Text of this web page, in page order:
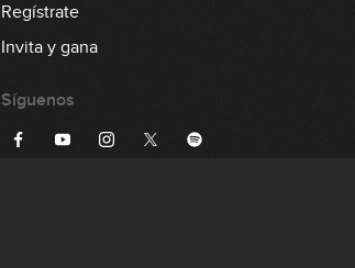
Regístrate
Invita y gana
Síguenos